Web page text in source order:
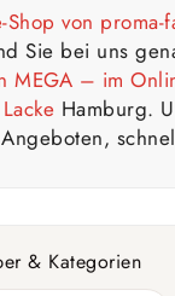
Shop von proma-
Sie bei uns
MEGA – im
Lacke Hamburg.
& Kategorien